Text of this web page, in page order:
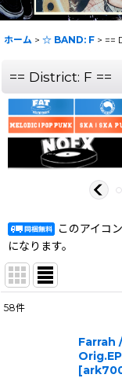
ホーム > ☆ BAND: F > ==
== District: F ==
このアイコ
になります。
58件
Farrah
[